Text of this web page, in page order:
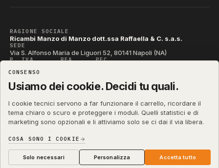
RAGIONE SOCIALE
Ricambi Manzo di Manzo dott.ssa Raffaella & C. s.a.s.
SEDE
Via S. Alfonso Maria de Liguori 52, 80141 Napoli (NA)
P. IVA REA PEC
CODICE SDI
T04ZHR3
shop.manzoricambi.it
Stefano Russo
Privacy & Cookie·Termini
Preferenze cookie
CONSENSO
Usiamo dei cookie. Decidi tu quali.
I cookie tecnici servono a far funzionare il carrello, ricordare il
tema chiaro o scuro e proteggere i moduli. Quelli statistici e di
marketing sono opzionali e li attiviamo solo se ci dai il via libera.
COSA SONO I COOKIE
Solo necessari Personalizza Accetta tutto